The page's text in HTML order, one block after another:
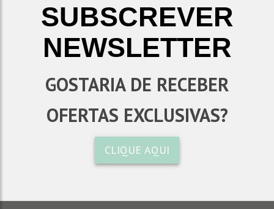
SUBSCREVER
NEWSLETTER
GOSTARIA DE RECEBER
OFERTAS EXCLUSIVAS?
CLIQUE AQUI